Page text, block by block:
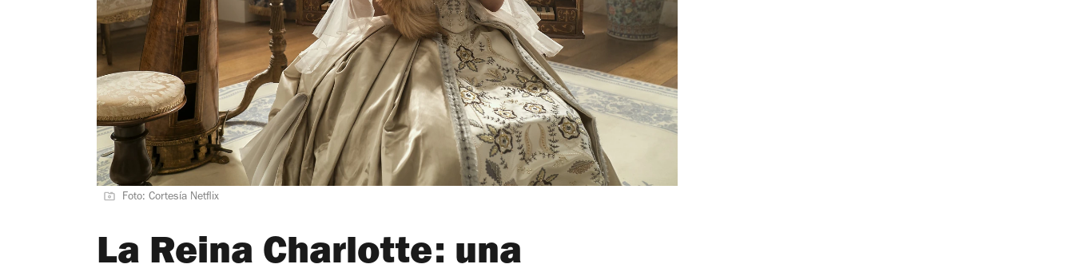
Foto: Cortesía Netflix
La Reina Charlotte: una